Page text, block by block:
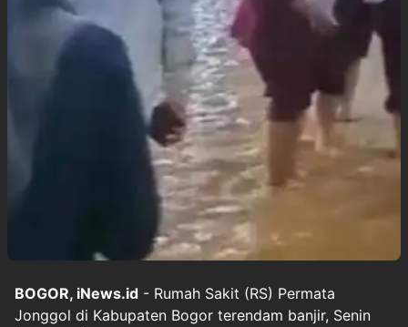
BOGOR, iNews.id - Rumah Sakit (RS) Permata
Jonggol di Kabupaten Bogor terendam banjir, Senin